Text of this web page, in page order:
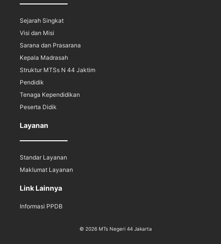
Sejarah Singkat
Visi dan Misi
Sarana dan Prasarana
Kepala Madrasah
Struktur MTSs N 44 Jaktim
Pendidik
Tenaga Kependidikan
Peserta Didik
Layanan
Standar Layanan
Maklumat Layanan
Link Lainnya
Informasi PPDB
© 2026 MTs Negeri 44 Jakarta